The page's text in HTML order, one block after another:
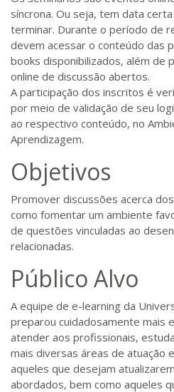
síncrona. Ou seja, tem data
terminar. Durante o período de
devem acessar o conteúdo das
books disponibilizados, além de
online de discussão abertos.
A participação dos inscritos é
por meio de validação de seu
ao respectivo conteúdo, no
Aprendizagem.
Objetivos
Promover discussões acerca
como fomentar um ambiente
de questões vinculadas ao
relacionadas.
Público Alvo
A equipe de e-learning da
preparou cuidadosamente mais
atender aos profissionais,
mais diversas áreas de atuação
aqueles que desejam
abordados, bem como aqueles